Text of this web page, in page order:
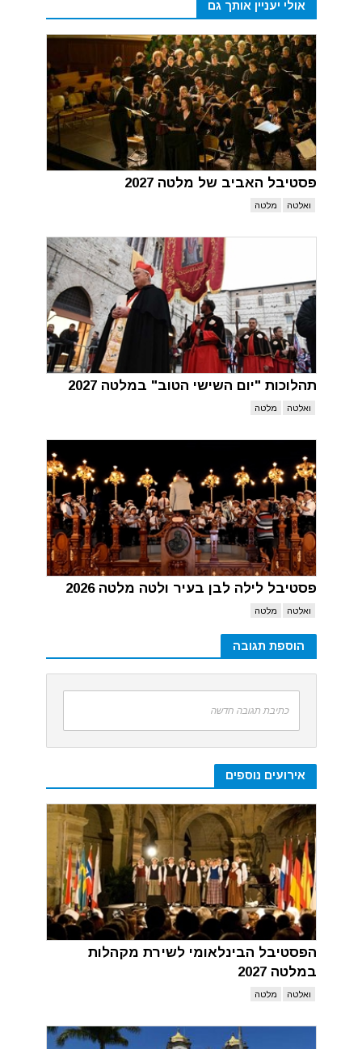
אולי יעניין אותך גם
פסטיבל האביב של מלטה 2027
ואלטה מלטה
תהלוכות "יום השישי הטוב" במלטה 2027
ואלטה מלטה
פסטיבל לילה לבן בעיר ולטה מלטה 2026
ואלטה מלטה
הוספת תגובה
כתיבת תגובה חדשה
אירועים נוספים
הפסטיבל הבינלאומי לשירת מקהלות
במלטה 2027
ואלטה מלטה